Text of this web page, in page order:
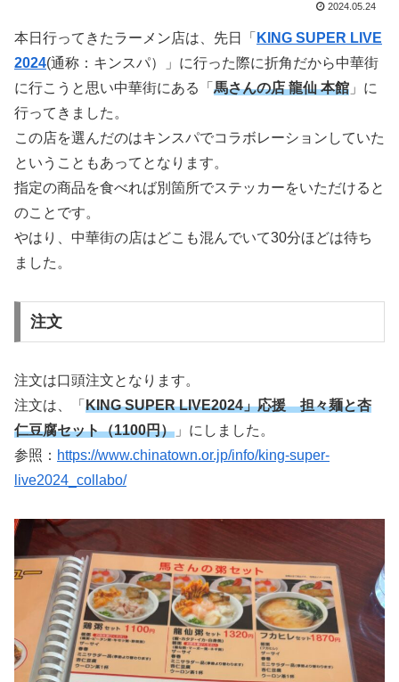
2024.05.24
本日行ってきたラーメン店は、先日「 KING SUPER LIVE
2024(通称：キンスパ）」に行った際に折角だから中華街
に行こうと思い中華街にある「 馬さんの店 龍仙 本館 」に
行ってきました。
この店を選んだのはキンスパでコラボレーションしていた
ということもあってとなります。
指定の商品を食べれば別箇所でステッカーをいただけると
のことです。
やはり、中華街の店はどこも混んでいて30分ほどは待ち
ました。
注文
注文は口頭注文となります。
注文は、「 KING SUPER LIVE2024」応援 担々麺と杏
仁豆腐セット（1100円） 」にしました。
参照： https://www.chinatown.or.jp/info/king-super-
live2024_collabo/